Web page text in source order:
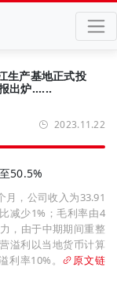
生产基地正式投
出炉......
2023.11.22
50.5%
月，公司收入为33.91
减少1%；毛利率由4
，由于中期期间重整
溢利以当地货币计算
率10%。
原文链